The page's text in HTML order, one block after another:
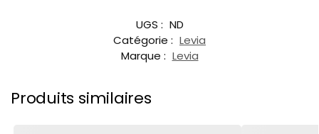
UGS : ND
Catégorie : Levia
Marque : Levia
Produits similaires